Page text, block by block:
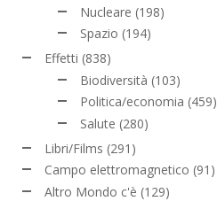
Nucleare (198)
Spazio (194)
Effetti (838)
Biodiversità (103)
Politica/economia (459)
Salute (280)
Libri/Films (291)
Campo elettromagnetico (91)
Altro Mondo c'è (129)